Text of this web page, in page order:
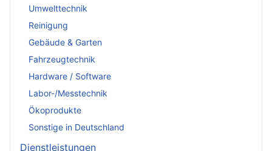
Umwelttechnik
Reinigung
Gebäude & Garten
Fahrzeugtechnik
Hardware / Software
Labor-/Messtechnik
Ökoprodukte
Sonstige in Deutschland
Dienstleistungen